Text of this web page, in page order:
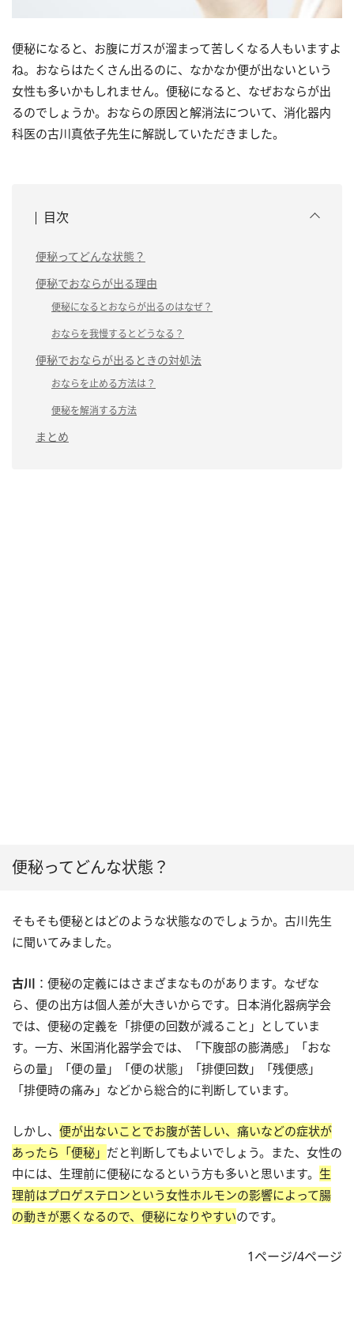
便秘になると、お腹にガスが溜まって苦しくなる人もいますよ
ね。おならはたくさん出るのに、なかなか便が出ないという
女性も多いかもしれません。便秘になると、なぜおならが出
るのでしょうか。おならの原因と解消法について、消化器内
科医の古川真依子先生に解説していただきました。
目次
便秘ってどんな状態？
便秘でおならが出る理由
便秘になるとおならが出るのはなぜ？
おならを我慢するとどうなる？
便秘でおならが出るときの対処法
おならを止める方法は？
便秘を解消する方法
まとめ
便秘ってどんな状態？
そもそも便秘とはどのような状態なのでしょうか。古川先生
に聞いてみました。
古川 ：便秘の定義にはさまざまなものがあります。なぜな
ら、便の出方は個人差が大きいからです。日本消化器病学会
では、便秘の定義を「排便の回数が減ること」としていま
す。一方、米国消化器学会では、「下腹部の膨満感」「おな
らの量」「便の量」「便の状態」「排便回数」「残便感」
「排便時の痛み」などから総合的に判断しています。
しかし、 便が出ないことでお腹が苦しい、痛いなどの症状が
あったら「便秘」 だと判断してもよいでしょう。また、女性の
中には、生理前に便秘になるという方も多いと思います。 生
理前はプロゲステロンという女性ホルモンの影響によって腸
の動きが悪くなるので、便秘になりやすいのです。
1ページ/4ページ